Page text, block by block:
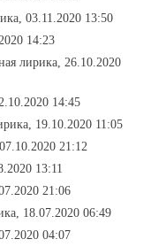
03.11.2020 13:50
14:23
лирика, 26.10.2020
14:45
19.10.2020 11:05
21:12
13:11
21:06
18.07.2020 06:49
04:07